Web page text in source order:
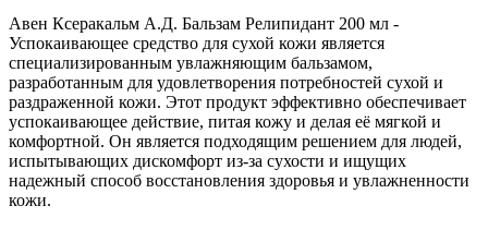
Авен Ксеракальм А.Д. Бальзам Релипидант 200 мл -
Успокаивающее средство для сухой кожи является
специализированным увлажняющим бальзамом,
разработанным для удовлетворения потребностей сухой и
раздраженной кожи. Этот продукт эффективно обеспечивает
успокаивающее действие, питая кожу и делая её мягкой и
комфортной. Он является подходящим решением для людей,
испытывающих дискомфорт из-за сухости и ищущих
надежный способ восстановления здоровья и увлажненности
кожи.